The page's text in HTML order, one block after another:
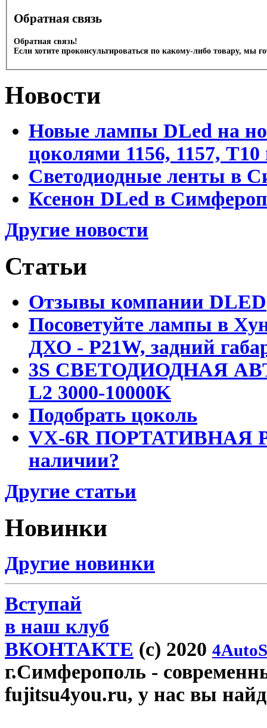
Обратная связь
Обратная связь!
Если хотите проконсультироваться по какому-либо товару, мы
Новости
Новые лампы DLed на
цоколями 1156, 1157,
Светодиодные ленты в
Ксенон DLed в
Другие новости
Статьи
Отзывы компании DLED
Посоветуйте лампы в
ДХО - P21W, задний
3S СВЕТОДИОДНАЯ
L2 3000-10000K
Подобрать цоколь
VX-6R ПОРТАТИВНАЯ
наличии?
Другие статьи
Новинки
Другие новинки
Вступай
в наш клуб
ВКОНТАКТЕ (c) 2020
г.Симферополь -
fujitsu4you.ru, у нас вы